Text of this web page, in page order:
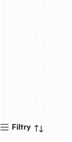
Filtry